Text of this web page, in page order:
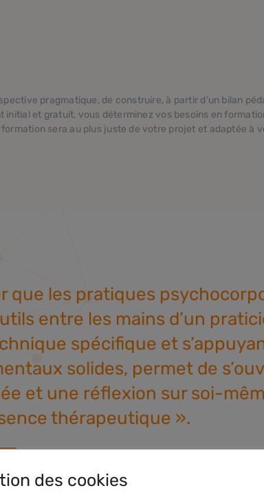
pragmatique, de construire, à partir d’un bilan
et gratuit, vous déterminez vos besoins en
sera au plus juste de votre projet et adaptée à
que les pratiques
entre les mains d’un
spécifique et
solides, permet de
et une réflexion sur soi-
thérapeutique ».
des cookies